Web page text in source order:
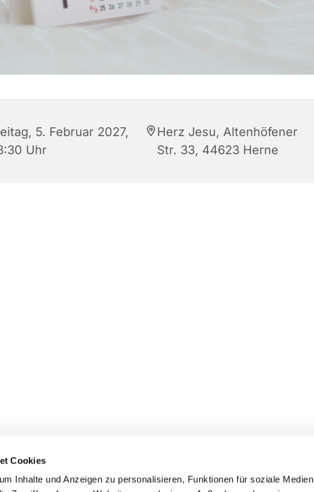
Cookies
Inhalte und Anzeigen zu personalisieren, Funktionen für soziale Medien
5. Februar 2027,
Uhr
Herz Jesu, Altenhöfener
Str. 33, 44623 Herne